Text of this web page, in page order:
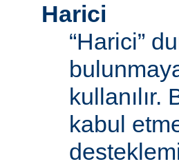
Harici
“Harici”
kabul